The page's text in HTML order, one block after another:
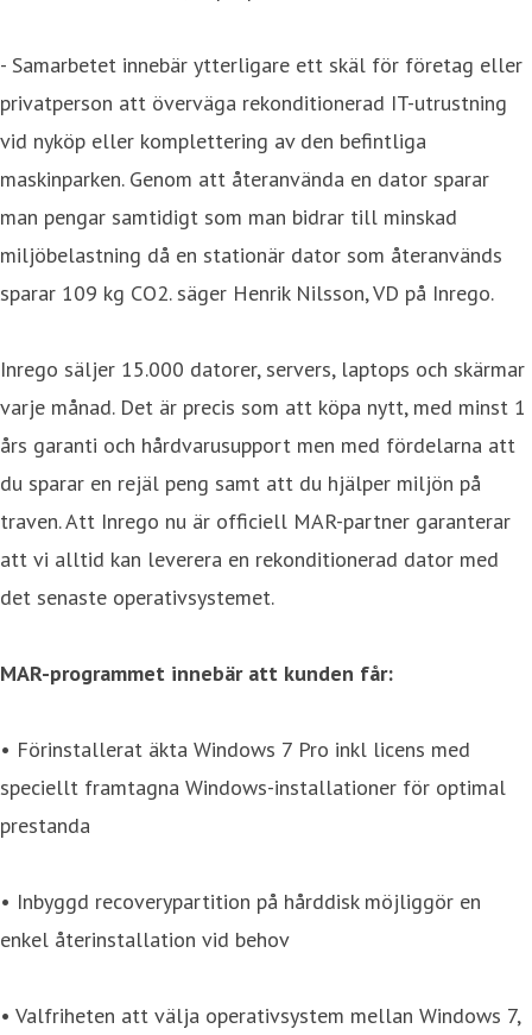
- Samarbetet innebär ytterligare ett skäl för företag eller
privatperson att överväga rekonditionerad IT-utrustning
vid nyköp eller komplettering av den befintliga
maskinparken. Genom att återanvända en dator sparar
man pengar samtidigt som man bidrar till minskad
miljöbelastning då en stationär dator som återanvänds
sparar 109 kg CO2. säger Henrik Nilsson, VD på Inrego.
Inrego säljer 15.000 datorer, servers, laptops och skärmar
varje månad. Det är precis som att köpa nytt, med minst 1
års garanti och hårdvarusupport men med fördelarna att
du sparar en rejäl peng samt att du hjälper miljön på
traven. Att Inrego nu är officiell MAR-partner garanterar
att vi alltid kan leverera en rekonditionerad dator med
det senaste operativsystemet.
MAR-programmet innebär att kunden får:
• Förinstallerat äkta Windows 7 Pro inkl licens med
speciellt framtagna Windows-installationer för optimal
prestanda
• Inbyggd recoverypartition på hårddisk möjliggör en
enkel återinstallation vid behov
• Valfriheten att välja operativsystem mellan Windows 7,